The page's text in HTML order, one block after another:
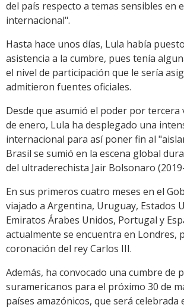
del país respecto a temas sensibles en
internacional".
Hasta hace unos días, Lula había
asistencia a la cumbre, pues tenía
el nivel de participación que le sería
admitieron fuentes oficiales.
Desde que asumió el poder por tercera
de enero, Lula ha desplegado una
internacional para así poner fin al
Brasil se sumió en la escena global
del ultraderechista Jair Bolsonaro
En sus primeros cuatro meses en el
viajado a Argentina, Uruguay, Estados
Emiratos Árabes Unidos, Portugal y
actualmente se encuentra en Londres,
coronación del rey Carlos III.
Además, ha convocado una cumbre de
suramericanos para el próximo 30 de
países amazónicos, que será celebrada